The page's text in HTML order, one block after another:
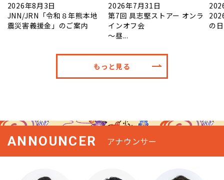
2026年8月3日
JNN/JRN「令和８年熊本地
震災害義援金」のご案内
2026年7月31日
第7回 具志堅ストアー オンラ
インオフ会
～昼...
の日
もっと見る
ANNOUNCER アナウンサー